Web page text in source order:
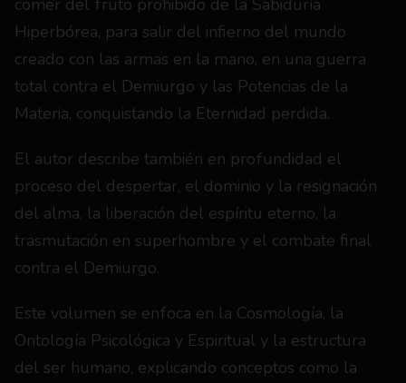
comer del fruto prohibido de la Sabiduría
Hiperbórea, para salir del infierno del mundo
creado con las armas en la mano, en una guerra
total contra el Demiurgo y las Potencias de la
Materia, conquistando la Eternidad perdida.
El autor describe también en profundidad el
proceso del despertar, el dominio y la resignación
del alma, la liberación del espíritu eterno, la
trasmutación en superhombre y el combate final
contra el Demiurgo.
Este volumen se enfoca en la Cosmología, la
Ontología Psicológica y Espiritual y la estructura
del ser humano, explicando conceptos como la